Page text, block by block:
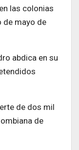
las colonias
de mayo de
abdica en su
de dos mil
de